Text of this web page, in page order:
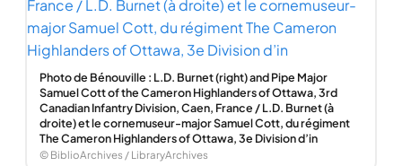
Photo de Bénouville : L.D. Burnet (right) and Pipe Major
Samuel Cott of the Cameron Highlanders of Ottawa, 3rd
Canadian Infantry Division, Caen, France / L.D. Burnet (à
droite) et le cornemuseur-major Samuel Cott, du régiment
The Cameron Highlanders of Ottawa, 3e Division d’in
© BiblioArchives / LibraryArchives